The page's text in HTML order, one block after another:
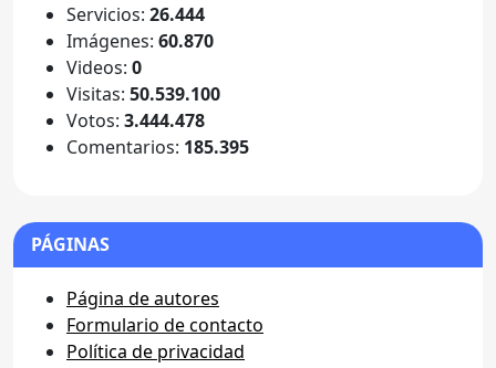
Servicios: 26.444
Imágenes: 60.870
Videos: 0
Visitas: 50.539.100
Votos: 3.444.478
Comentarios: 185.395
PÁGINAS
Página de autores
Formulario de contacto
Política de privacidad